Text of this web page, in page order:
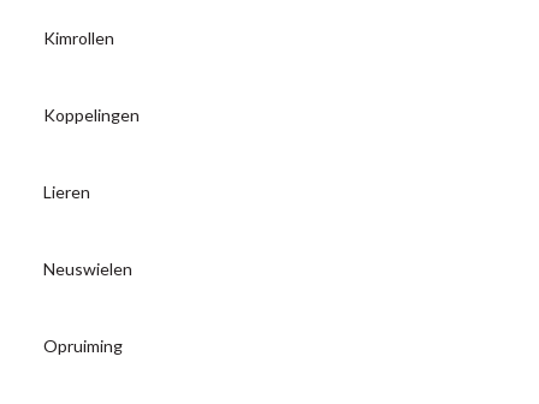
Kimrollen
Koppelingen
Lieren
Neuswielen
Opruiming